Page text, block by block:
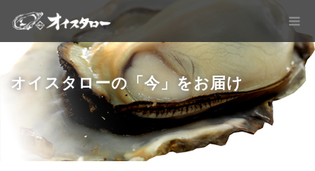
オイスタローの「今」をお届け